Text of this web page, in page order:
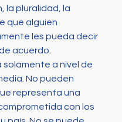
la pluralidad, la
que alguien
les pueda decir
acuerdo.
solamente a nivel de
No pueden
representa una
con los